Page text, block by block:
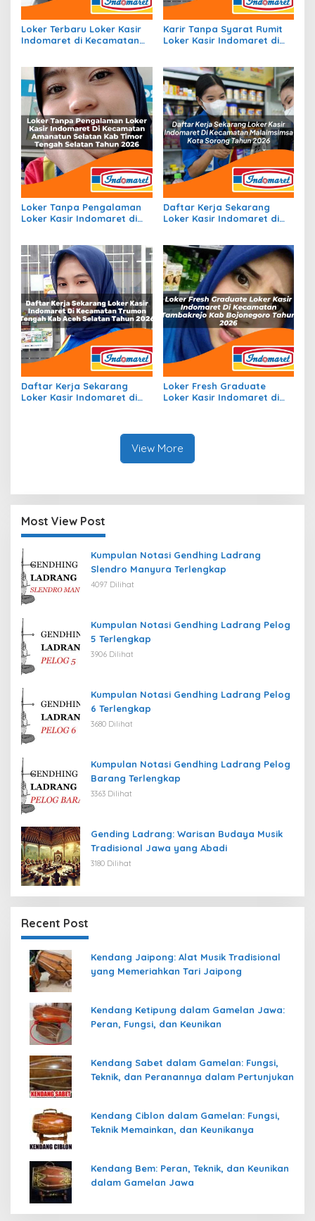
Loker Terbaru Loker Kasir
Indomaret di Kecamatan
2026
Karir Tanpa Syarat Rumit
Loker Kasir Indomaret di
2026
Loker Tanpa Pengalaman
Loker Kasir Indomaret di
Selatan Tahun 2026
Daftar Kerja Sekarang
Loker Kasir Indomaret di
Daftar Kerja Sekarang
Loker Kasir Indomaret di
Loker Fresh Graduate
Loker Kasir Indomaret di
View More
Most View Post
Kumpulan Notasi Gendhing Ladrang
Slendro Manyura Terlengkap
4097 Dilihat
Kumpulan Notasi Gendhing Ladrang Pelog
5 Terlengkap
3906 Dilihat
Kumpulan Notasi Gendhing Ladrang Pelog
6 Terlengkap
3680 Dilihat
Kumpulan Notasi Gendhing Ladrang Pelog
Barang Terlengkap
3363 Dilihat
Gending Ladrang: Warisan Budaya Musik
Tradisional Jawa yang Abadi
3180 Dilihat
Recent Post
Kendang Jaipong: Alat Musik Tradisional
yang Memeriahkan Tari Jaipong
Kendang Ketipung dalam Gamelan Jawa:
Peran, Fungsi, dan Keunikan
Kendang Sabet dalam Gamelan: Fungsi,
Teknik, dan Peranannya dalam Pertunjukan
Kendang Ciblon dalam Gamelan: Fungsi,
Teknik Memainkan, dan Keunikanya
Kendang Bem: Peran, Teknik, dan Keunikan
dalam Gamelan Jawa